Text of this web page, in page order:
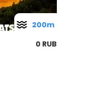
0 RUB
200m